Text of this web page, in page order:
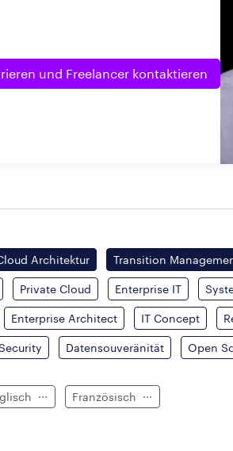
und Freelancer kontaktieren
Architektur Transition
Private Cloud Enterprise IT
Enterprise Architect IT Concept
Datensouveränität Open
Französisch